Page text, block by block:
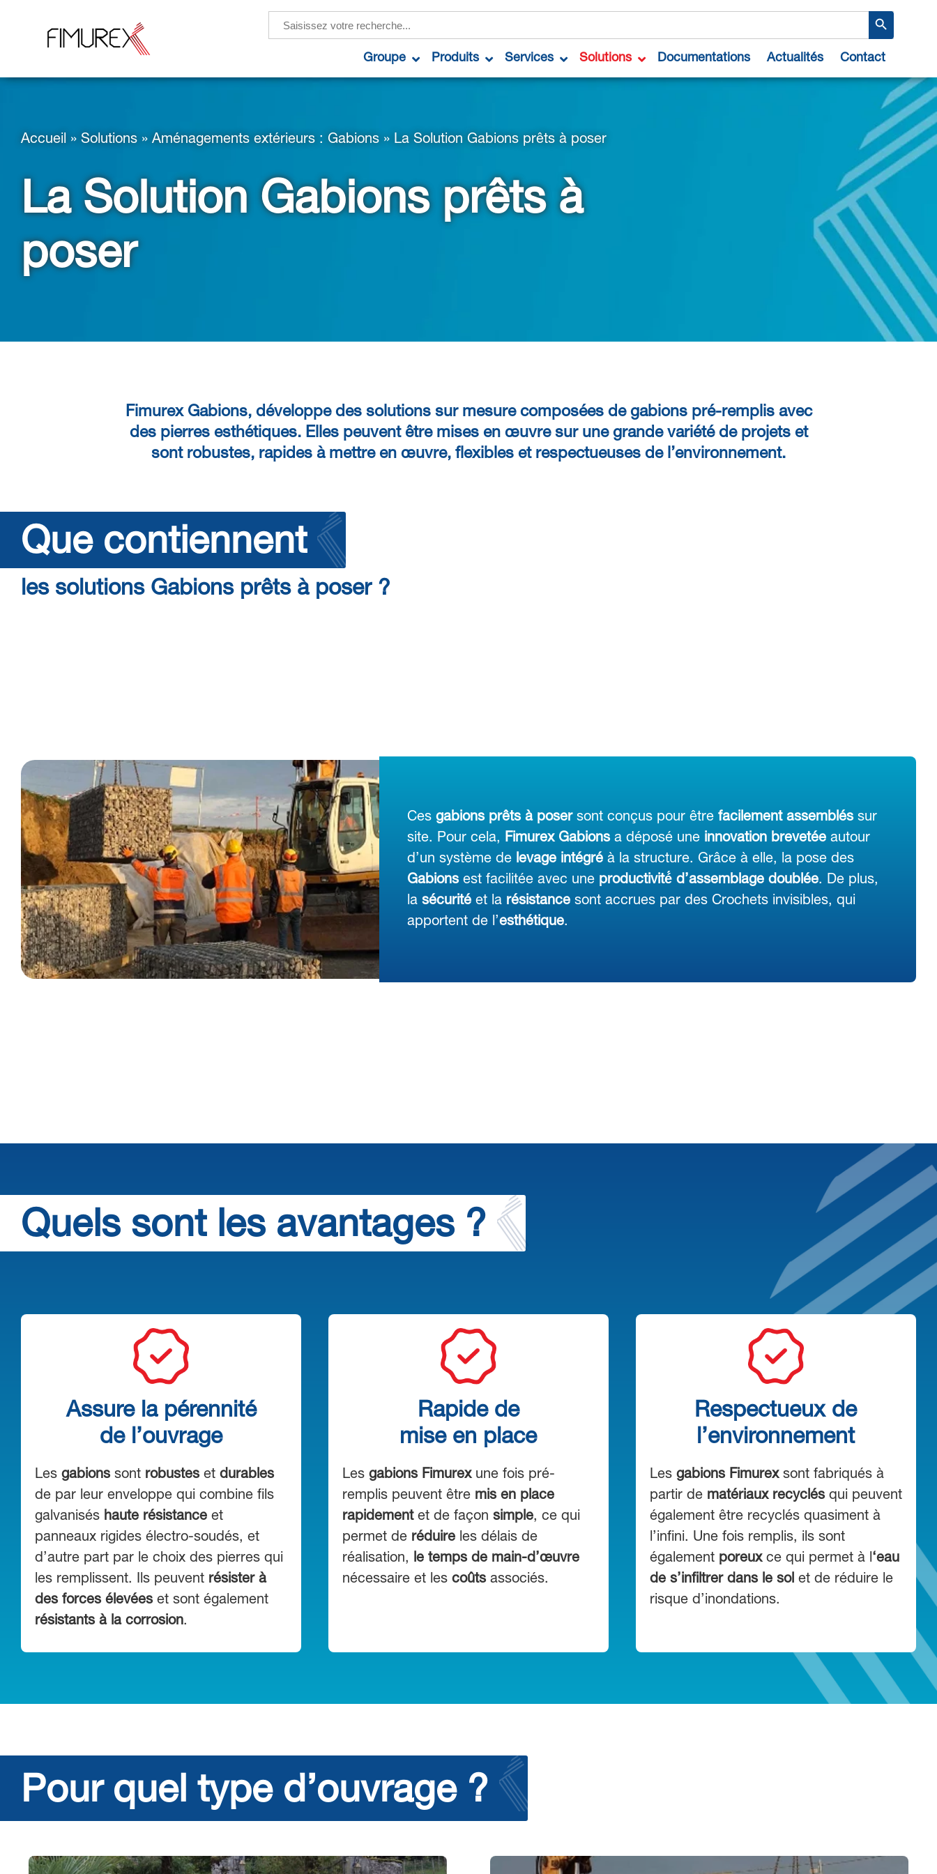
for:
Search Button
Groupe Produits Services Solutions Documentations Actualités Contact
Accueil » Solutions » Aménagements extérieurs : Gabions » La Solution Gabions prêts à poser
La Solution Gabions prêts à
poser
Fimurex Gabions, développe des solutions sur mesurecomposées de gabions pré-remplisavec
des pierres esthétiques. Elles peuvent être mises en œuvre sur une grande variété de projets et
sont robustes, rapides à mettre en œuvre, flexibles et respectueuses de l’environnement.
Que contiennent
les solutions Gabions prêts à poser ?
Ces gabions prêts à posersont conçus pour être facilement assembléssur
site. Pour cela,
Fimurex Gabionsa déposé une innovation brevetéeautour
d’un système de levage intégréà la structure. Grâce à elle, la pose des
Gabionsest facilitée avec une productivité́ d’assemblage doublée. De plus,
la sécuritéet la résistancesont accrues par des Crochets invisibles, qui
apportent de l’esthétique.
Quels sont les avantages ?
Assure la pérennité
de l’ouvrage
Les gabionssont robusteset durables
de par leur enveloppe qui combine fils
galvanisés haute résistance et
panneaux rigides électro-soudés, et
d’autre part par le choix des pierres qui
les remplissent. Ils peuvent résister à
des forces élevéeset sont également
résistants à la corrosion.
Rapide de
mise en place
Les gabions Fimurexune fois pré-
remplis peuvent être mis en place
rapidementet de façon simple, ce qui
permet de réduireles délais de
réalisation,
le temps de main-d’œuvre
nécessaire et les coûtsassociés.
Respectueux de
l’environnement
Les gabions Fimurexsont fabriqués à
partir de matériaux recyclésqui peuvent
également être recyclés quasiment à
l’infini. Une fois remplis, ils sont
également poreuxce qui permet à l ‘eau
de s’infiltrer dans le sol et de réduire le
risque d’inondations.
Pour quel type d’ouvrage ?